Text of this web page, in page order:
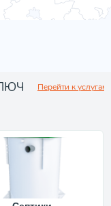
Перейти к услугам